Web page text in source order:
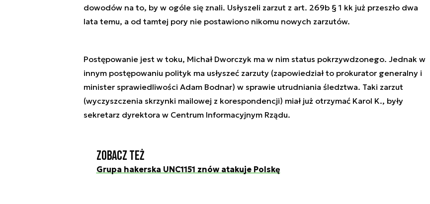
dowodów na to, by w ogóle się znali. Usłyszeli zarzut z art. 269b § 1 kk już przeszło dwa
lata temu, a od tamtej pory nie postawiono nikomu nowych zarzutów.
Postępowanie jest w toku, Michał Dworczyk ma w nim status pokrzywdzonego. Jednak w
innym postępowaniu polityk ma usłyszeć zarzuty (zapowiedział to prokurator generalny i
minister sprawiedliwości Adam Bodnar) w sprawie utrudniania śledztwa. Taki zarzut
(wyczyszczenia skrzynki mailowej z korespondencji) miał już otrzymać Karol K., były
sekretarz dyrektora w Centrum Informacyjnym Rządu.
Zobacz też
Grupa hakerska UNC1151 znów atakuje Polskę